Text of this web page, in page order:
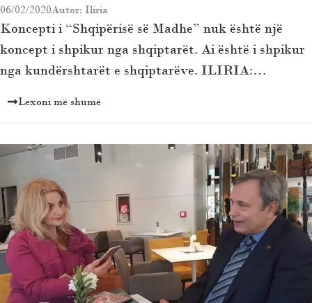
06/02/2020Autor: Iliria
Koncepti i “Shqipërisë së Madhe” nuk është një
koncept i shpikur nga shqiptarët. Ai është i shpikur
nga kundërshtarët e shqiptarëve. ILIRIA:…
Lexoni më shumë